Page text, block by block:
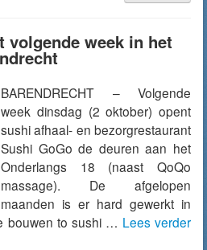
volgende week in het
BARENDRECHT – Volgende
week dinsdag (2 oktober) opent
sushi afhaal- en bezorgrestaurant
Sushi GoGo de deuren aan het
Onderlangs 18 (naast QoQo
massage). De afgelopen
maanden is er hard gewerkt in
bouwen to sushi … Lees verder